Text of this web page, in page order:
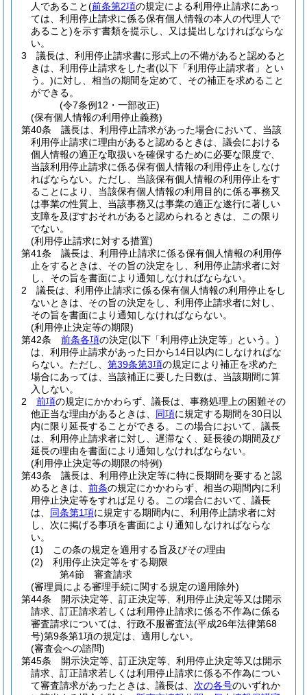
人であること(前条第2項の規定による利用停止請求にあっ
ては、利用停止請求に係る保有個人情報の本人の代理人で
あること)を示す書類を提示し、又は提出しなければならな
い。
3
議長は、利用停止請求書に形式上の不備があると認めると
きは、利用停止請求をした者(以下「利用停止請求者」とい
う。)に対し、相当の期間を定めて、その補正を求めること
ができる。
(令7条例12・一部改正)
(保有個人情報の利用停止義務)
第40条
議長は、利用停止請求があった場合において、当該
利用停止請求に理由があると認めるときは、議会における
個人情報の適正な取扱いを確保するために必要な限度で、
当該利用停止請求に係る保有個人情報の利用停止をしなけ
ればならない。 ただし、当該保有個人情報の利用停止をす
ることにより、当該保有個人情報の利用目的に係る事務又
は事業の性質上、当該事務又は事業の適正な遂行に著しい
支障を及ぼすおそれがあると認められるときは、この限り
でない。
(利用停止請求に対する措置)
第41条
議長は、利用停止請求に係る保有個人情報の利用停
止をするときは、その旨の決定をし、利用停止請求者に対
し、その旨を書面により通知しなければならない。
2
議長は、利用停止請求に係る保有個人情報の利用停止をし
ないときは、その旨の決定をし、利用停止請求者に対し、
その旨を書面により通知しなければならない。
(利用停止決定等の期限)
第42条
前条各項の決定(以下「利用停止決定等」という。)
は、利用停止請求があった日から14日以内にしなければな
らない。 ただし、 第39条第3項の規定により補正を求めた
場合にあっては、当該補正に要した日数は、当該期間に算
入しない。
2
前項の規定にかかわらず、議長は、事務処理上の困難その
他正当な理由があるときは、 同項に規定する期間を30日以
内に限り延長することができる。
この場合において、議長
は、利用停止請求者に対し、遅滞なく、延長後の期間及び
延長の理由を書面により通知しなければならない。
(利用停止決定等の期限の特例)
第43条
議長は、利用停止決定等に特に長期間を要すると認
めるときは、 前条の規定にかかわらず、相当の期間内に利
用停止決定等をすれば足りる。
この場合において、議長
は、 同条第1項に規定する期間内に、利用停止請求者に対
し、次に掲げる事項を書面により通知しなければならな
い。
(1)
この条の規定を適用する旨及びその理由
(2)
利用停止決定等をする期限
第4節
審査請求
(審理員による審理手続に関する規定の適用除外)
第44条
開示決定等、訂正決定等、利用停止決定等又は開示
請求、訂正請求若しくは利用停止請求に係る不作為に係る
審査請求については、行政不服審査法(平成26年法律第68
号)第9条第1項の規定は、適用しない。
(審査会への諮問)
第45条
開示決定等、訂正決定等、利用停止決定等又は開示
請求、訂正請求若しくは利用停止請求に係る不作為につい
て審査請求があったときは、議長は、 次の各号のいずれか